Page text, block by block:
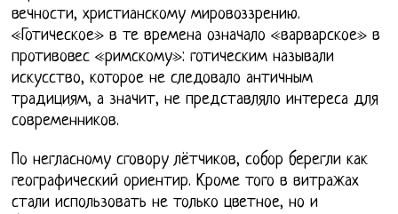
вечности, христианскому мировоззрению.
«Готическое» в те времена означало «варварское» в
противовес «римскому»: готическим называли
искусство, которое не следовало античным
традициям, а значит, не представляло интереса для
современников.
По негласному сговору лётчиков, собор берегли как
географический ориентир. Кроме того в витражах
стали использовать не только цветное, но и